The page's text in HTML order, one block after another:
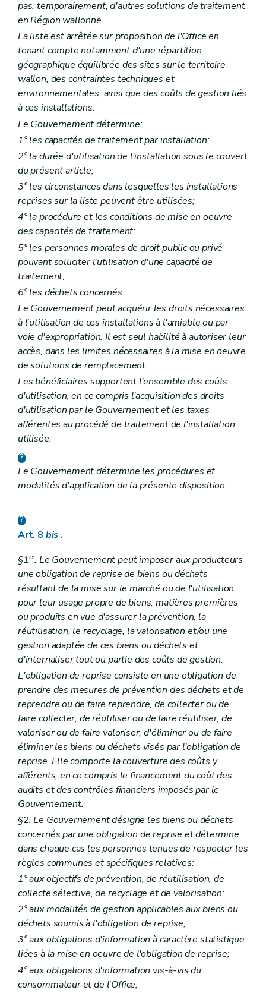
pas, temporairement, d'autres solutions de traitement
en Région wallonne.
La liste est arrêtée sur proposition de l'Office en
tenant compte notamment d'une répartition
géographique équilibrée des sites sur le territoire
wallon, des contraintes techniques et
environnementales, ainsi que des coûts de gestion liés
à ces installations.
Le Gouvernement détermine:
1° les capacités de traitement par installation;
2° la durée d'utilisation de l'installation sous le couvert
du présent article;
3° les circonstances dans lesquelles les installations
reprises sur la liste peuvent être utilisées;
4° la procédure et les conditions de mise en oeuvre
des capacités de traitement;
5° les personnes morales de droit public ou privé
pouvant solliciter l'utilisation d'une capacité de
traitement;
6° les déchets concernés.
Le Gouvernement peut acquérir les droits nécessaires
à l'utilisation de ces installations à l'amiable ou par
voie d'expropriation. Il est seul habilité à autoriser leur
accès, dans les limites nécessaires à la mise en oeuvre
de solutions de remplacement.
Les bénéficiaires supportent l'ensemble des coûts
d'utilisation, en ce compris l'acquisition des droits
d'utilisation par le Gouvernement et les taxes
afférentes au procédé de traitement de l'installation
utilisée.
Le Gouvernement détermine les procédures et
modalités d'application de la présente disposition .
Art. 8 bis .
§1er. Le Gouvernement peut imposer aux producteurs
une obligation de reprise de biens ou déchets
résultant de la mise sur le marché ou de l'utilisation
pour leur usage propre de biens, matières premières
ou produits en vue d'assurer la prévention, la
réutilisation, le recyclage, la valorisation et/ou une
gestion adaptée de ces biens ou déchets et
d'internaliser tout ou partie des coûts de gestion.
L'obligation de reprise consiste en une obligation de
prendre des mesures de prévention des déchets et de
reprendre ou de faire reprendre, de collecter ou de
faire collecter, de réutiliser ou de faire réutiliser, de
valoriser ou de faire valoriser, d'éliminer ou de faire
éliminer les biens ou déchets visés par l'obligation de
reprise. Elle comporte la couverture des coûts y
afférents, en ce compris le financement du coût des
audits et des contrôles financiers imposés par le
Gouvernement.
§2. Le Gouvernement désigne les biens ou déchets
concernés par une obligation de reprise et détermine
dans chaque cas les personnes tenues de respecter les
règles communes et spécifiques relatives:
1° aux objectifs de prévention, de réutilisation, de
collecte sélective, de recyclage et de valorisation;
2° aux modalités de gestion applicables aux biens ou
déchets soumis à l'obligation de reprise;
3° aux obligations d'information à caractère statistique
liées à la mise en oeuvre de l'obligation de reprise;
4° aux obligations d'information vis-à-vis du
consommateur et de l'Office;